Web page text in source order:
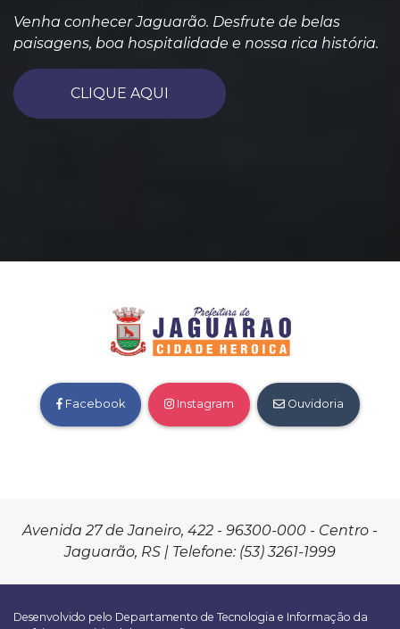
Venha conhecer Jaguarão. Desfrute de belas
paisagens, boa hospitalidade e nossa rica história.
CLIQUE AQUI
Facebook Instagram Ouvidoria
Avenida 27 de Janeiro, 422 - 96300-000 - Centro -
Jaguarão, RS | Telefone: (53) 3261-1999
Desenvolvido pelo Departamento de Tecnologia e Informação da